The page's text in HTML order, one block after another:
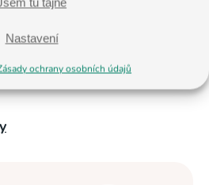
Nastavení
ochrany osobních údajů